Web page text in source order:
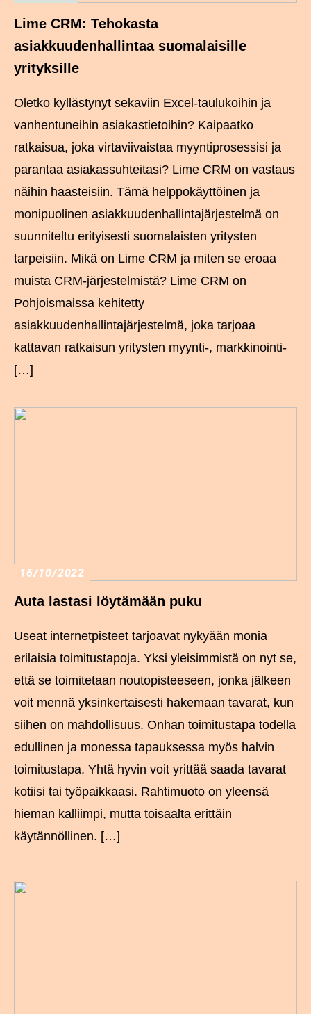
Lime CRM: Tehokasta
asiakkuudenhallintaa suomalaisille
yrityksille
Oletko kyllästynyt sekaviin Excel-taulukoihin ja
vanhentuneihin asiakastietoihin? Kaipaatko
ratkaisua, joka virtaviivaistaa myyntiprosessisi ja
parantaa asiakassuhteitasi? Lime CRM on vastaus
näihin haasteisiin. Tämä helppokäyttöinen ja
monipuolinen asiakkuudenhallintajärjestelmä on
suunniteltu erityisesti suomalaisten yritysten
tarpeisiin. Mikä on Lime CRM ja miten se eroaa
muista CRM-järjestelmistä? Lime CRM on
Pohjoismaissa kehitetty
asiakkuudenhallintajärjestelmä, joka tarjoaa
kattavan ratkaisun yritysten myynti-, markkinointi-
[…]
16/10/2022
Auta lastasi löytämään puku
Useat internetpisteet tarjoavat nykyään monia
erilaisia toimitustapoja. Yksi yleisimmistä on nyt se,
että se toimitetaan noutopisteeseen, jonka jälkeen
voit mennä yksinkertaisesti hakemaan tavarat, kun
siihen on mahdollisuus. Onhan toimitustapa todella
edullinen ja monessa tapauksessa myös halvin
toimitustapa. Yhtä hyvin voit yrittää saada tavarat
kotiisi tai työpaikkaasi. Rahtimuoto on yleensä
hieman kalliimpi, mutta toisaalta erittäin
käytännöllinen. […]